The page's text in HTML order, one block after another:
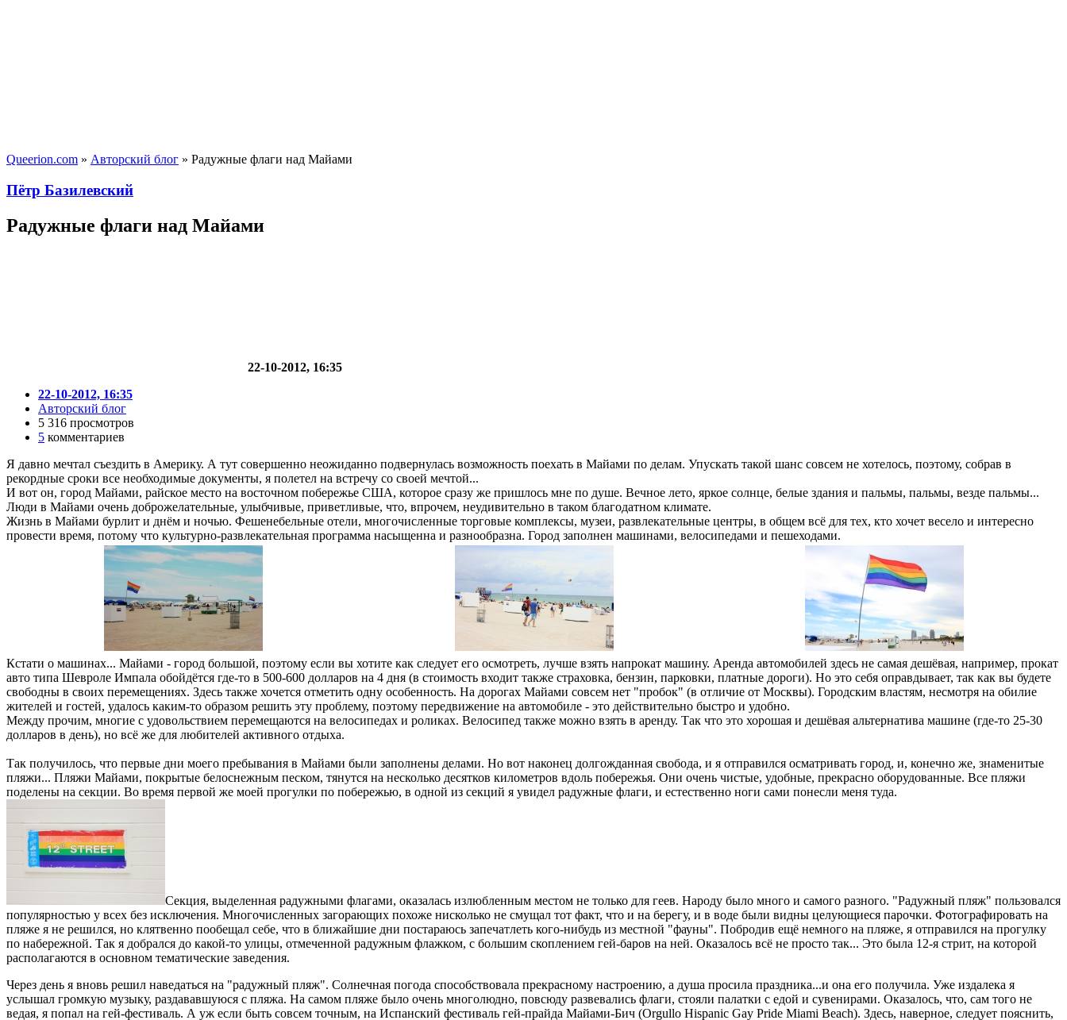
Queerion.com » Авторский блог » Радужные флаги над Майами
Пётр Базилевский
Радужные флаги над Майами
22-10-2012, 16:35
22-10-2012, 16:35
Авторский блог
5 316 просмотров
5 комментариев
Я давно мечтал съездить в Америку. А тут совершенно неожиданно подвернулась возможность поехать в Майами по делам. Упускать такой шанс совсем не хотелось, поэтому, собрав в
рекордные сроки все необходимые документы, я полетел на встречу со своей мечтой...
И вот он, город Майами, райское место на восточном побережье США, которое сразу же пришлось мне по душе. Вечное лето, яркое солнце, белые здания и пальмы, пальмы, везде пальмы...
Люди в Майами очень доброжелательные, улыбчивые, приветливые, что, впрочем, неудивительно в таком благодатном климате.
Жизнь в Майами бурлит и днём и ночью. Фешенебельные отели, многочисленные торговые комплексы, музеи, развлекательные центры, в общем всё для тех, кто хочет весело и интересно
провести время, потому что культурно-развлекательная программа насыщенна и разнообразна. Город заполнен машинами, велосипедами и пешеходами.
Кстати о машинах... Майами - город большой, поэтому если вы хотите как следует его осмотреть, лучше взять напрокат машину. Аренда автомобилей здесь не самая дешёвая, например, прокат
авто типа Шевроле Импала обойдётся где-то в 500-600 долларов на 4 дня (в стоимость входит также страховка, бензин, парковки, платные дороги). Но это себя оправдывает, так как вы будете
свободны в своих перемещениях. Здесь также хочется отметить одну особенность. На дорогах Майами совсем нет "пробок" (в отличие от Москвы). Городским властям, несмотря на обилие
жителей и гостей, удалось каким-то образом решить эту проблему, поэтому передвижение на автомобиле - это действительно быстро и удобно.
Между прочим, многие с удовольствием перемещаются на велосипедах и роликах. Велосипед также можно взять в аренду. Так что это хорошая и дешёвая альтернатива машине (где-то 25-30
долларов в день), но всё же для любителей активного отдыха.
Так получилось, что первые дни моего пребывания в Майами были заполнены делами. Но вот наконец долгожданная свобода, и я отправился осматривать город, и, конечно же, знаменитые
пляжи... Пляжи Майами, покрытые белоснежным песком, тянутся на несколько десятков километров вдоль побережья. Они очень чистые, удобные, прекрасно оборудованные. Все пляжи
поделены на секции. Во время первой же моей прогулки по побережью, в одной из секций я увидел радужные флаги, и естественно ноги сами понесли меня туда.
Секция, выделенная радужными флагами, оказалась излюбленным местом не только для геев. Народу было много и самого разного. "Радужный пляж" пользовался
популярностью у всех без исключения. Многочисленных загорающих похоже нисколько не смущал тот факт, что и на берегу, и в воде были видны целующиеся парочки. Фотографировать на
пляже я не решился, но клятвенно пообещал себе, что в ближайшие дни постараюсь запечатлеть кого-нибудь из местной "фауны". Побродив ещё немного на пляже, я отправился на прогулку
по набережной. Так я добрался до какой-то улицы, отмеченной радужным флажком, с большим скоплением гей-баров на ней. Оказалось всё не просто так... Это была 12-я стрит, на которой
располагаются в основном тематические заведения.
Через день я вновь решил наведаться на "радужный пляж". Солнечная погода способствовала прекрасному настроению, а душа просила праздника...и она его получила. Уже издалека я
услышал громкую музыку, раздававшуюся с пляжа. На самом пляже было очень многолюдно, повсюду развевались флаги, стояли палатки с едой и сувенирами. Оказалось, что, сам того не
ведая, я попал на гей-фестиваль. А уж если быть совсем точным, на Испанский фестиваль гей-прайда Майами-Бич (Orgullo Hispanic Gay Pride Miami Beach). Здесь, наверное, следует пояснить,